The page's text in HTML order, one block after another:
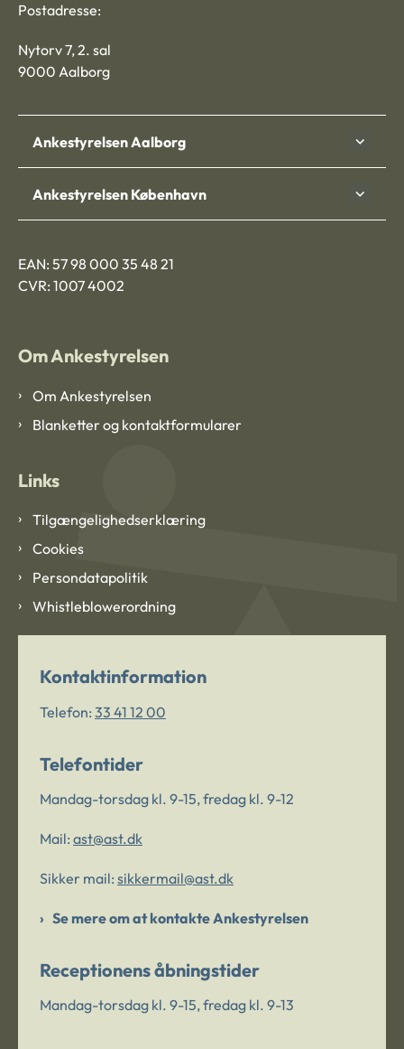
Postadresse:
Nytorv 7, 2. sal
9000 Aalborg
Ankestyrelsen Aalborg
Ankestyrelsen København
EAN: 57 98 000 35 48 21
CVR: 1007 4002
Om Ankestyrelsen
Om Ankestyrelsen
Blanketter og kontaktformularer
Links
Tilgængelighedserklæring
Cookies
Persondatapolitik
Whistleblowerordning
Kontaktinformation
Telefon: 33 41 12 00
Telefontider
Mandag-torsdag kl. 9-15, fredag kl. 9-12
Mail: ast@ast.dk
Sikker mail: sikkermail@ast.dk
Se mere om at kontakte Ankestyrelsen
Receptionens åbningstider
Mandag-torsdag kl. 9-15, fredag kl. 9-13